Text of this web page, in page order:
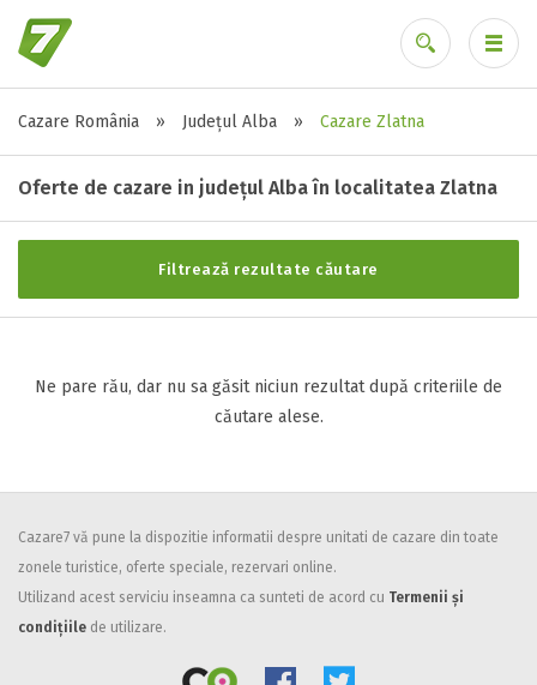
Cazare România » Județul Alba » Cazare Zlatna
Oferte de cazare in județul Alba în localitatea Zlatna
Filtrează rezultate căutare
Stele / margarete
Neclasificat
2 stele / margarete
3 stele / margarete
Facilități
Internet wireless
Ne pare rău, dar nu sa găsit niciun rezultat după criteriile de
căutare alese.
Cazare7 vă pune la dispozitie informatii despre unitati de cazare din toate
zonele turistice, oferte speciale, rezervari online.
Utilizand acest serviciu inseamna ca sunteti de acord cu Termenii și
condițiile de utilizare.